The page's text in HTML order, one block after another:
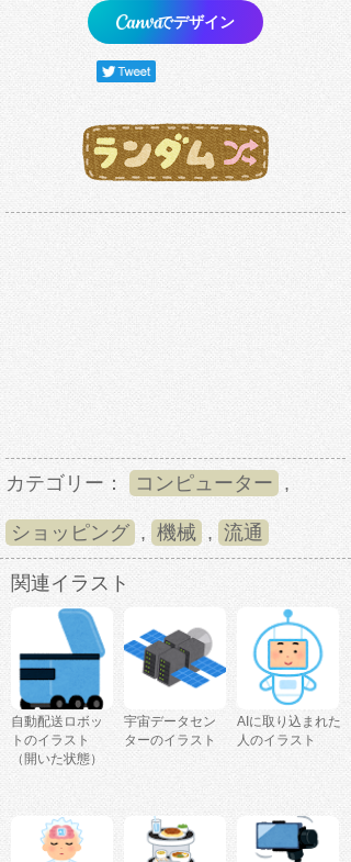
でデザイン
カテゴリー： コンピューター ,
ショッピング , 機械 , 流通
関連イラスト
自動配送ロボッ
トのイラスト
（開いた状態）
宇宙データセン
ターのイラスト
AIに取り込まれた
人のイラスト